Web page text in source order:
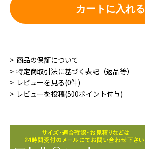
カートに入れる
商品の保証について
特定商取引法に基づく表記（返品等）
レビューを見る(0件)
レビューを投稿(500ポイント付与)